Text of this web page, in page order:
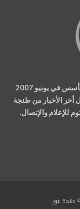
في يونيو 2007
أخر الأخبار من طنجة
للإعلام والإتصال.